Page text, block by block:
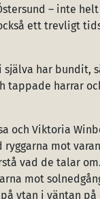
– inte
ett trevligt
har bundit,
tappade harrar
och Viktoria
mot
vad de talar
mot
ytan i väntan på